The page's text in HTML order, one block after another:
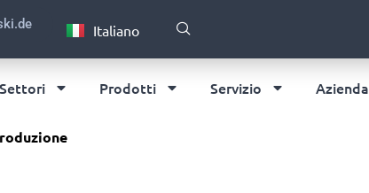
Italiano
Deutsch
Settori Prodotti Servizio Azienda